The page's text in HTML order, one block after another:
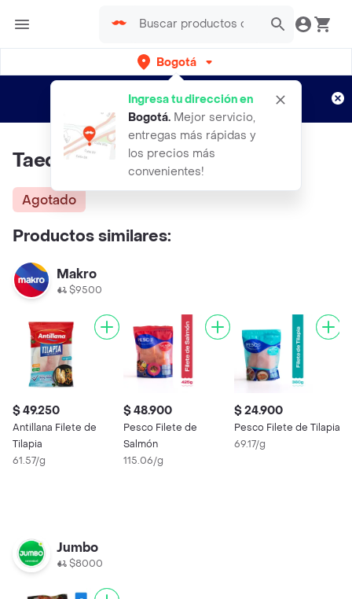
Bogotá
Ingresa tu dirección en
Bogotá. Mejor servicio,
entregas más rápidas y
los precios más
convenientes!
envíos gratis por semanas
Aplican TyC
Taeq Filete de Tilapia
Agotado
Productos similares:
Makro
$9500
$ 49.250
Antillana Filete de
Tilapia
61.57/g
$ 48.900
Pesco Filete de
Salmón
115.06/g
$ 24.900
Pesco Filete de Tilapia
69.17/g
Jumbo
$8000